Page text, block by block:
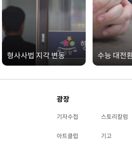
형사사법 지각 변동 수능 대전
광장
기자수첩 스토리칼럼
아트클럽 기고